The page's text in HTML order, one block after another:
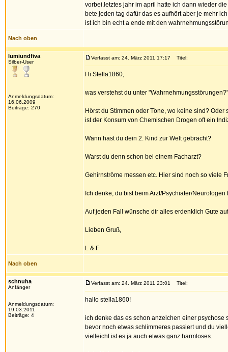
vorbei.letztes jahr im april hatte ich dann wieder
bete jeden tag dafür das es aufhört aber je mehr
ist ich bin echt a ende mit den
Nach oben
lumiundfiva
Silber-User
Anmeldungsdatum:
16.06.2009
Beiträge: 270
Verfasst am: 24. März 2011 17:17 Titel:
Hi Stella1860,
was verstehst du unter "Wahrnehmungsstörungen?"
Hörst du Stimmen oder Töne, wo keine sind?
ist der Konsum von Chemischen Drogen oft ein
Wann hast du dein 2. Kind zur Welt gebracht?
Warst du denn schon bei einem Facharzt?
Gehirnströme messen etc. Hier sind noch so viele
Ich denke, du bist beim Arzt/Psychiater/
Auf jeden Fall wünsche dir alles erdenklich Gute
Lieben Gruß,
L & F
Nach oben
schnuha
Anfänger
Anmeldungsdatum:
19.03.2011
Beiträge: 4
Verfasst am: 24. März 2011 23:01 Titel:
hallo stella1860!
ich denke das es schon anzeichen einer
bevor noch etwas schlimmeres passiert und du
vielleicht ist es ja auch etwas ganz harmloses.